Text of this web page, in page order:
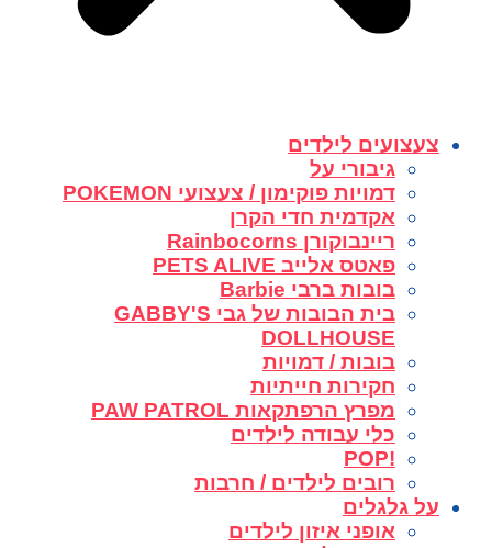
צעצועים לילדים
גיבורי על
דמויות פוקימון / צעצועי POKEMON
אקדמית חדי הקרן
ריינבוקורן Rainbocorns
פאטס אלייב PETS ALIVE
בובות ברבי Barbie
בית הבובות של גבי GABBY'S
DOLLHOUSE
בובות / דמויות
חקירות חייתיות
מפרץ הרפתקאות PAW PATROL
כלי עבודה לילדים
!POP
רובים לילדים / חרבות
על גלגלים
אופני איזון לילדים